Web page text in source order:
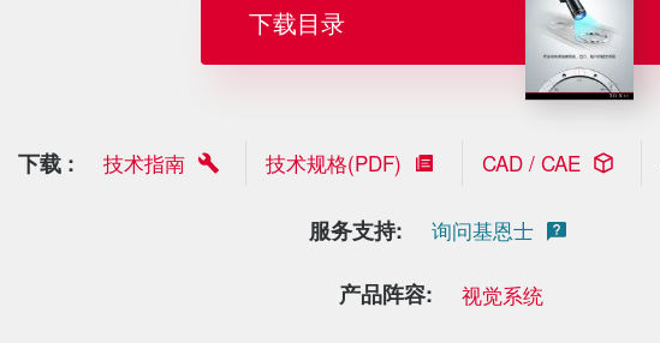
下载目录
下载 : 技术指南 技术规格(PDF) CAD / CAE
服务支持: 询问基恩士
产品阵容: 视觉系统